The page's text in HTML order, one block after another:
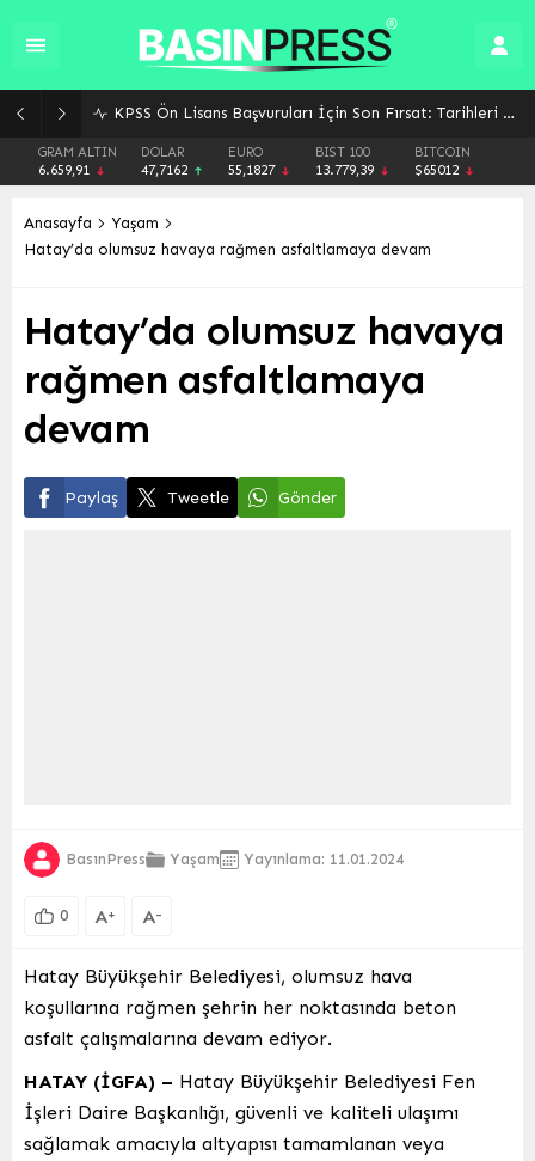
KPSS Ön Lisans Başvuruları İçin Son Fırsat: Tarihleri Kaçırmayın!
GRAM ALTIN
6.659,91
DOLAR
47,7162
EURO
55,1827
BIST 100
13.779,39
BITCOIN
$65012
Anasayfa
Yaşam
Hatay’da olumsuz havaya rağmen asfaltlamaya devam
Hatay’da olumsuz havaya
rağmen asfaltlamaya
devam
Paylaş Tweetle Gönder
BasınPress Yaşam Yayınlama: 11.01.2024
0 A+ A-
Hatay Büyükşehir Belediyesi, olumsuz hava
koşullarına rağmen şehrin her noktasında beton
asfalt çalışmalarına devam ediyor.
HATAY (İGFA) – Hatay Büyükşehir Belediyesi Fen
İşleri Daire Başkanlığı, güvenli ve kaliteli ulaşımı
sağlamak amacıyla altyapısı tamamlanan veya